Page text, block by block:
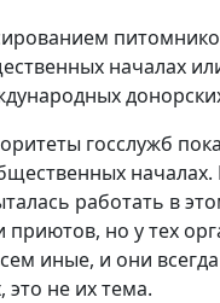
началах
госслужб
началах.
работать в
но у тех
иные, и они
не их тема.